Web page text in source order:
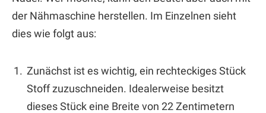
der Nähmaschine herstellen. Im Einzelnen sieht
dies wie folgt aus:
Zunächst ist es wichtig, ein rechteckiges Stück
Stoff zuzuschneiden. Idealerweise besitzt
dieses Stück eine Breite von 22 Zentimetern